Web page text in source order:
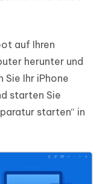
auf Ihren
herunter und
Sie Ihr iPhone
starten Sie
starten“ in